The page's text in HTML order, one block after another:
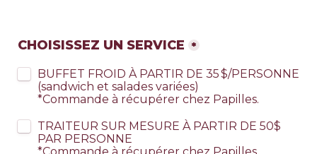
CHOISISSEZ UN SERVICE *
BUFFET FROID À PARTIR DE 35 $/PERSONNE
(sandwich et salades variées)
*Commande à récupérer chez Papilles.
TRAITEUR SUR MESURE À PARTIR DE 50$
PAR PERSONNE